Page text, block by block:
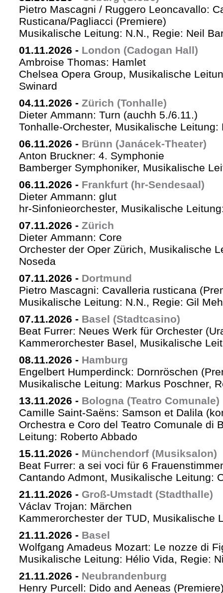
Pietro Mascagni / Ruggero Leoncavallo:
Rusticana/Pagliacci (Premiere)
Musikalische Leitung: N.N., Regie: Neil
01.11.2026 - London (Cadogan Hall)
Ambroise Thomas: Hamlet
Chelsea Opera Group, Musikalische
Swinard
04.11.2026 - Zürich (Tonhalle)
Dieter Ammann: Turn (auchh 5./6.11.)
Tonhalle-Orchester, Musikalische Leitung:
06.11.2026 - Brünn (Janácek-Theater)
Anton Bruckner: 4. Symphonie
Bamberger Symphoniker, Musikalische
06.11.2026 - Frankfurt (hr-Sendesaal)
Dieter Ammann: glut
hr-Sinfonieorchester, Musikalische
07.11.2026 - Zürich
Dieter Ammann: Core
Orchester der Oper Zürich, Musikalische
Noseda
07.11.2026 - Dortmund
Pietro Mascagni: Cavalleria rusticana
Musikalische Leitung: N.N., Regie: Gil
07.11.2026 - Basel (Stadtcasino)
Beat Furrer: Neues Werk für Orchester
Kammerorchester Basel, Musikalische
08.11.2026 - Hamburg
Engelbert Humperdinck: Dornröschen
Musikalische Leitung: Markus Poschner,
13.11.2026 - Bologna (Teatro Comunale)
Camille Saint-Saëns: Samson et Dalila
Orchestra e Coro del Teatro Comunale di
Leitung: Roberto Abbado
15.11.2026 - Münchendorf (Musiksalon)
Beat Furrer: a sei voci für 6
Cantando Admont, Musikalische Leitung:
21.11.2026 - Groß-Umstadt (Stadthalle)
Václav Trojan: Märchen
Kammerorchester der TUD, Musikalische
21.11.2026 - Basel
Wolfgang Amadeus Mozart: Le nozze di
Musikalische Leitung: Hélio Vida, Regie:
21.11.2026 - Neubrandenburg
Henry Purcell: Dido and Aeneas